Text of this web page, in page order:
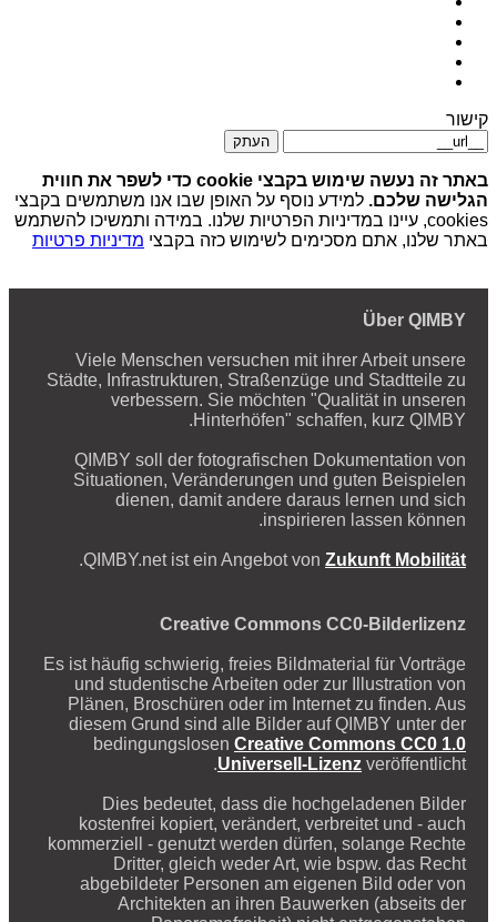
קישור
העתק
באתר זה נעשה שימוש בקבצי cookie כדי לשפר את חווית
הגלישה שלכם. למידע נוסף על האופן שבו אנו משתמשים בקבצי
cookies, עיינו במדיניות הפרטיות שלנו. במידה ותמשיכו להשתמש
באתר שלנו, אתם מסכימים לשימוש כזה בקבצי מדיניות פרטיות
Über QIMBY
Viele Menschen versuchen mit ihrer Arbeit unsere
Städte, Infrastrukturen, Straßenzüge und Stadtteile zu
verbessern. Sie möchten "Qualität in unseren
Hinterhöfen" schaffen, kurz QIMBY.
QIMBY soll der fotografischen Dokumentation von
Situationen, Veränderungen und guten Beispielen
dienen, damit andere daraus lernen und sich
inspirieren lassen können.
QIMBY.net ist ein Angebot von Zukunft Mobilität
.
Creative Commons CC0-Bilderlizenz
Es ist häufig schwierig, freies Bildmaterial für Vorträge
und studentische Arbeiten oder zur Illustration von
Plänen, Broschüren oder im Internet zu finden. Aus
diesem Grund sind alle Bilder auf QIMBY unter der
bedingungslosen Creative Commons CC0 1.0
Universell-Lizenz veröffentlicht.
Dies bedeutet, dass die hochgeladenen Bilder
kostenfrei kopiert, verändert, verbreitet und - auch
kommerziell - genutzt werden dürfen, solange Rechte
Dritter, gleich weder Art, wie bspw. das Recht
abgebildeter Personen am eigenen Bild oder von
Architekten an ihren Bauwerken (abseits der